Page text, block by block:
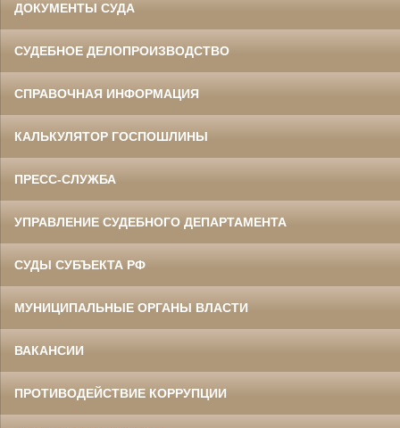
ДОКУМЕНТЫ СУДА
СУДЕБНОЕ ДЕЛОПРОИЗВОДСТВО
СПРАВОЧНАЯ ИНФОРМАЦИЯ
КАЛЬКУЛЯТОР ГОСПОШЛИНЫ
ПРЕСС-СЛУЖБА
УПРАВЛЕНИЕ СУДЕБНОГО ДЕПАРТАМЕНТА
СУДЫ СУБЪЕКТА РФ
МУНИЦИПАЛЬНЫЕ ОРГАНЫ ВЛАСТИ
ВАКАНСИИ
ПРОТИВОДЕЙСТВИЕ КОРРУПЦИИ